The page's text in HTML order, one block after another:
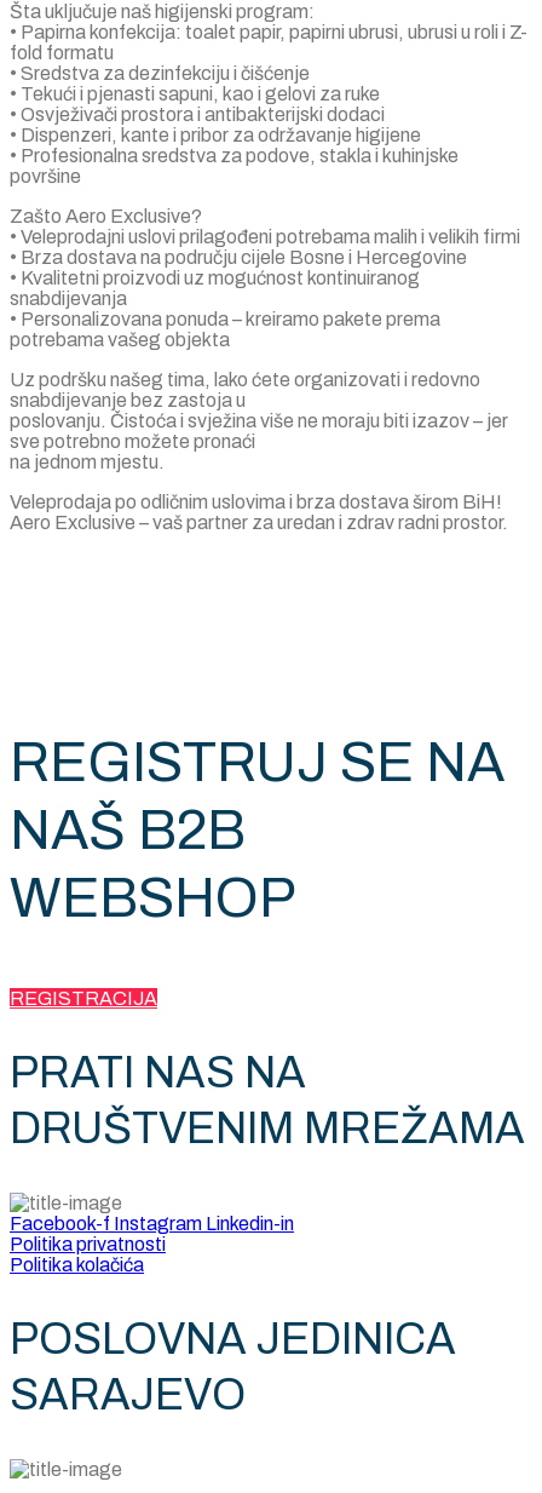
Šta uključuje naš higijenski program:
• Papirna konfekcija: toalet papir, papirni ubrusi, ubrusi u roli i Z-
fold formatu
• Sredstva za dezinfekciju i čišćenje
• Tekući i pjenasti sapuni, kao i gelovi za ruke
• Osvježivači prostora i antibakterijski dodaci
• Dispenzeri, kante i pribor za održavanje higijene
• Profesionalna sredstva za podove, stakla i kuhinjske
površine
Zašto Aero Exclusive?
• Veleprodajni uslovi prilagođeni potrebama malih i velikih firmi
• Brza dostava na području cijele Bosne i Hercegovine
• Kvalitetni proizvodi uz mogućnost kontinuiranog
snabdijevanja
• Personalizovana ponuda – kreiramo pakete prema
potrebama vašeg objekta
Uz podršku našeg tima, lako ćete organizovati i redovno
snabdijevanje bez zastoja u
poslovanju. Čistoća i svježina više ne moraju biti izazov – jer
sve potrebno možete pronaći
na jednom mjestu.
Veleprodaja po odličnim uslovima i brza dostava širom BiH!
Aero Exclusive – vaš partner za uredan i zdrav radni prostor.
REGISTRUJ SE NA
NAŠ B2B
WEBSHOP
REGISTRACIJA
PRATI NAS NA
DRUŠTVENIM MREŽAMA
Facebook-f Instagram Linkedin-in
Politika privatnosti
Politika kolačića
POSLOVNA JEDINICA
SARAJEVO